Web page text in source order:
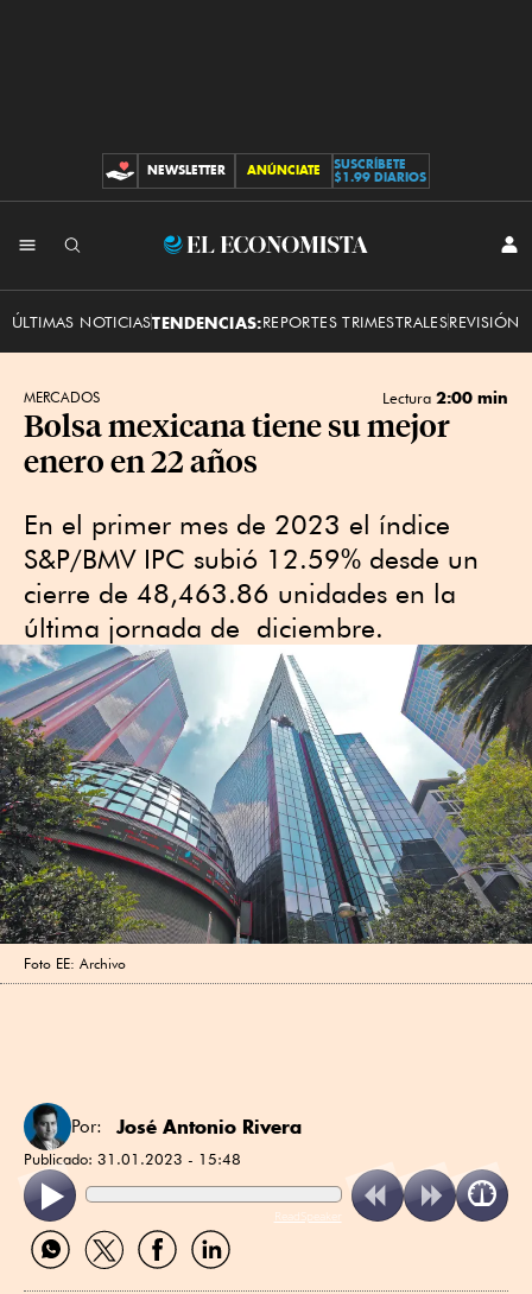
CONTRIBUCIONES
NEWSLETTER ANÚNCIATE
SUSCRÍBETE
$1.99 DIARIOS
El
ÚLTIMAS NOTICIASTENDENCIAS:REPORTES TRIMESTRALESREVISIÓN
MERCADOS Lectura 2:00 min
Bolsa mexicana tiene su mejor
enero en 22 años
En el primer mes de 2023 el índice
S&P/BMV IPC subió 12.59% desde un
cierre de 48,463.86 unidades en la
última jornada de diciembre.
Foto EE: Archivo
Por: José Antonio Rivera
Publicado: 31.01.2023 - 15:48
ReadSpeaker
Compartir
por
Compartir
por
Compartir
por
Compartir
por